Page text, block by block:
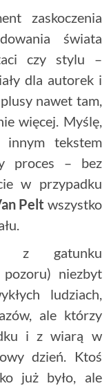
zaskoczenia
świata
czy stylu –
dla autorek i
nawet tam,
więcej. Myślę,
tekstem
proces – bez
w przypadku
Pelt wszystko
z gatunku
niezbyt
ludziach,
ale którzy
i z wiarą w
dzień. Ktoś
już było, ale